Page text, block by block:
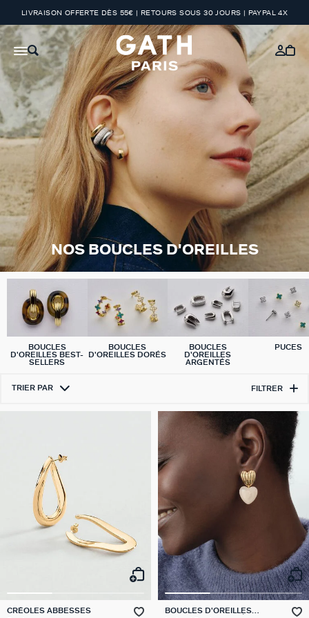
LIVRAISON OFFERTE DÈS 55€ | RETOURS SOUS 30 JOURS | PAYPAL 4X
NOS BOUCLES D'OREILLES
BOUCLES
D'OREILLES BEST-
SELLERS
BOUCLES
D'OREILLES DORÉS
BOUCLES
D'OREILLES
ARGENTÉS
PUCES
TRIER PAR FILTRER
CRÉOLES ABBESSES
BOUCLES D'OREILLES